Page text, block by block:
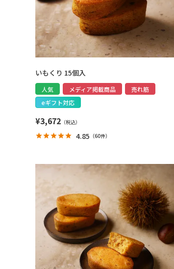
いもくり 15個入
人気 メディア掲載商品
売れ筋
eギフト対応
¥3,672
4.85 （60件）